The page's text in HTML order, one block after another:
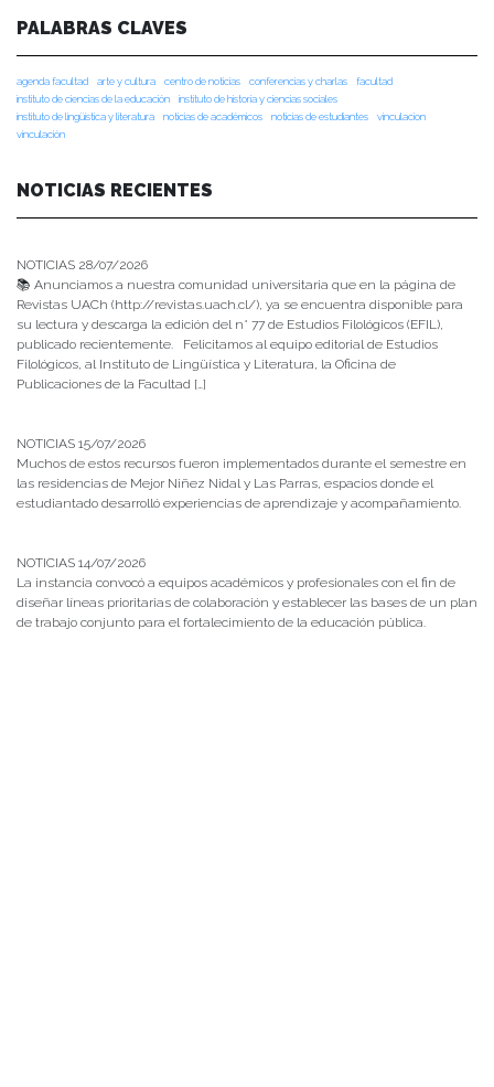
PALABRAS CLAVES
agenda facultad arte y cultura centro de noticias conferencias y charlas
facultad
instituto de ciencias de la educación
instituto de historia y ciencias sociales
instituto de lingüística y literatura
noticias de académicos noticias de estudiantes
vinculacion
vinculación
NOTICIAS RECIENTES
NOTICIAS 28/07/2026
📚 Anunciamos a nuestra comunidad universitaria que en la página de
Revistas UACh (http://revistas.uach.cl/), ya se encuentra disponible para
su lectura y descarga la edición del n° 77 de Estudios Filológicos (EFIL),
publicado recientemente. Felicitamos al equipo editorial de Estudios
Filológicos, al Instituto de Lingüística y Literatura, la Oficina de
Publicaciones de la Facultad […]
NOTICIAS 15/07/2026
Muchos de estos recursos fueron implementados durante el semestre en
las residencias de Mejor Niñez Nidal y Las Parras, espacios donde el
estudiantado desarrolló experiencias de aprendizaje y acompañamiento.
NOTICIAS 14/07/2026
La instancia convocó a equipos académicos y profesionales con el fin de
diseñar líneas prioritarias de colaboración y establecer las bases de un plan
de trabajo conjunto para el fortalecimiento de la educación pública.